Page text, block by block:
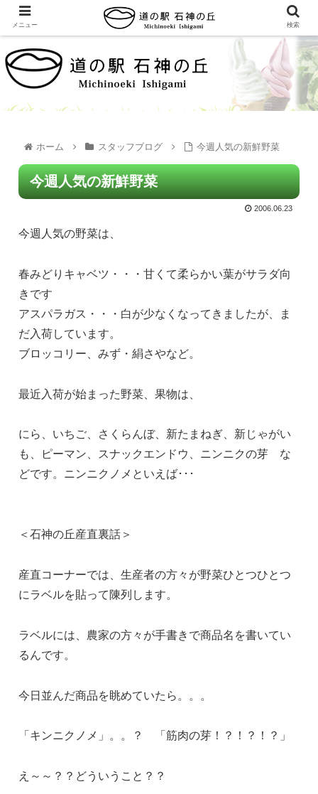
ホーム スタッフブログ 今週人気の新鮮野菜
今週人気の新鮮野菜
2006.06.23
今週人気の野菜は、
春みどりキャベツ・・・甘くて柔らかい葉がサラダ向
きです
アスパラガス・・・白が少なくなってきましたが、ま
だ入荷しています。
ブロッコリー、みず・絹さやなど。
最近入荷が始まった野菜、果物は、
にら、いちご、さくらんぼ、新たまねぎ、新じゃがい
も、ピーマン、スナックエンドウ、ニンニクの芽 な
どです。ニンニクノメといえば･･･
＜石神の丘産直裏話＞
産直コーナーでは、生産者の方々が野菜ひとつひとつ
にラベルを貼って陳列します。
ラベルには、農家の方々が手書きで商品名を書いてい
るんです。
今日並んだ商品を眺めていたら。。。
「キンニクノメ」。。？ 「筋肉の芽！？！？！？」
え～～？？どういうこと？？
メニュー 検索